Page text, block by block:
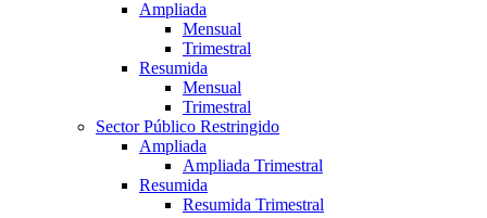
Ampliada
Mensual
Trimestral
Resumida
Mensual
Trimestral
Sector Público Restringido
Ampliada
Ampliada Trimestral
Resumida
Resumida Trimestral